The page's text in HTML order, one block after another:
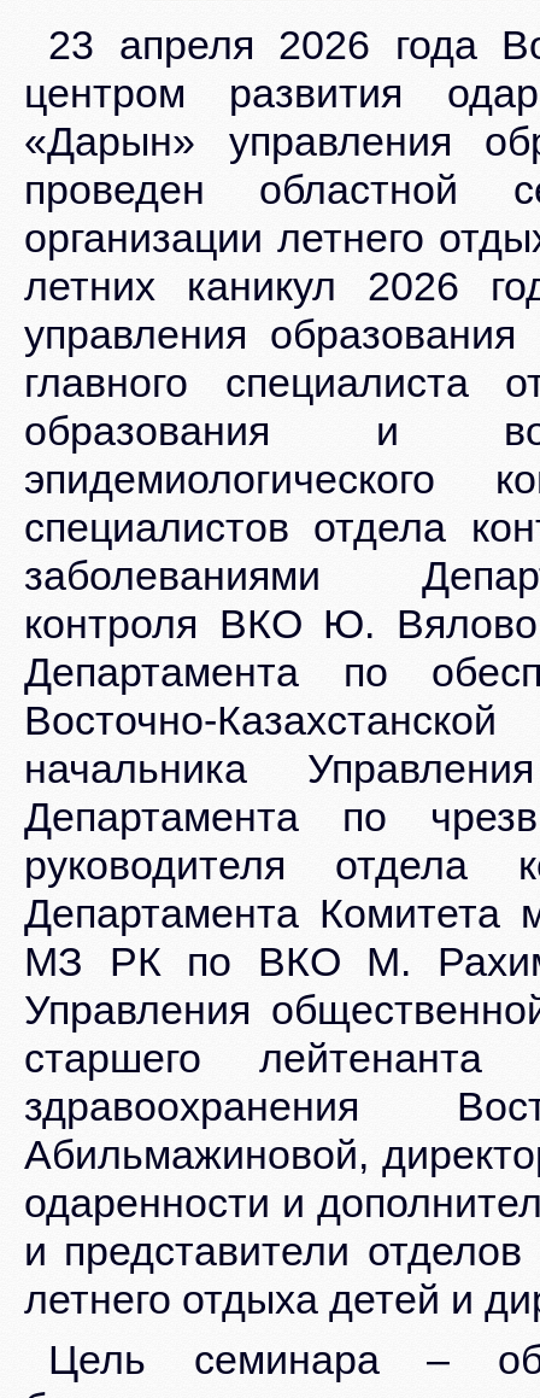
23 апреля 2026 года
центром развития
«Дарын» управления
проведен областной
организации летнего
летних каникул 2026
управления
главного специалиста
образования и
специалистов отдела
заболеваниями
контроля ВКО Ю.
Департамента по
Восточно-
начальника
Департамента по
руководителя отдела
Департамента Комитета
МЗ РК по ВКО М.
Управления
старшего
здравоохранения
Абильмажиновой,
одаренности и
и представители
летнего отдыха детей и
Цель семинара –